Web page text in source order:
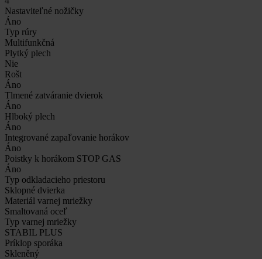
Nastaviteľné nožičky
Áno
Typ rúry
Multifunkčná
Plytký plech
Nie
Rošt
Áno
Tlmené zatváranie dvierok
Áno
Hlboký plech
Áno
Integrované zapaľovanie horákov
Áno
Poistky k horákom STOP GAS
Áno
Typ odkladacieho priestoru
Sklopné dvierka
Materiál varnej mriežky
Smaltovaná oceľ
Typ varnej mriežky
STABIL PLUS
Príklop sporáka
Skleněný